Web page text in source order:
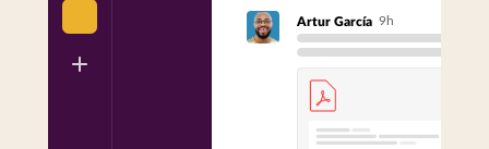
Artur García 9h